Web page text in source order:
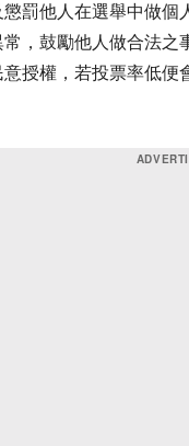
罰他人在選舉中做
，鼓勵他人做合法
授權，若投票率低